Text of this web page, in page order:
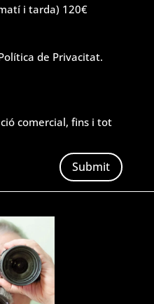
i tarda) 120€
de Privacitat.
comercial, fins i tot
Submit